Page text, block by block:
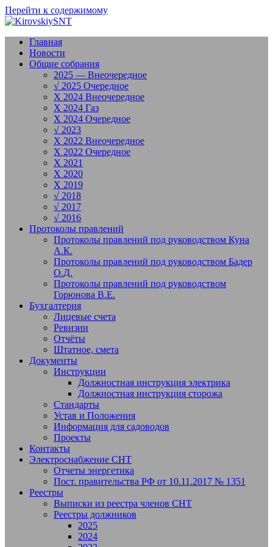
Перейти к содержимому
Главная
Новости
Общие собрания
2025 — Внеочередное
√ 2025 Очередное
X 2024 Внеочередное
X 2024 Газ
X 2024 Очередное
√ 2023
X 2022 Внеочередное
X 2022 Очередное
X 2021
X 2020
X 2019
√ 2018
√ 2017
√ 2016
Протоколы правлений
Протоколы правлений под руководством Куна
А.К.
Протоколы правлений под руководством Бадер
О.Д.
Протоколы правлений под руководством
Горюнова В.Е.
Бухгалтерия
Лицевые счета
Ревизии
Отчёты
Штатное, смета
Документы
Инструкции
Должностная инструкция электрика
Должностная инструкция сторожа
Стандарты
Устав и Положения
Информация для садоводов
Проекты
Контакты
Электроснабжение СНТ
Отчеты энергетика
Пост. правительства РФ от 10.11.2017 № 1351
Реестры
Выписки из реестра членов СНТ
Реестры должников
2025
2024